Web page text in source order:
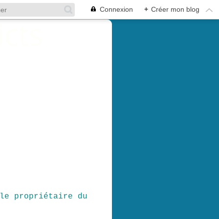
Connexion + Créer mon blog
propriétaire du